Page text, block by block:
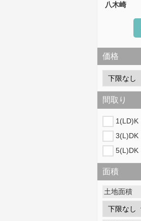
八木崎
価格
間取り
1(LD)K
3(L)DK
5(L)DK
面積
土地面積